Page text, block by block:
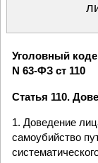
Уголовный
N 63-ФЗ ст 110
Статья 110.
1. Доведение
самоубийство